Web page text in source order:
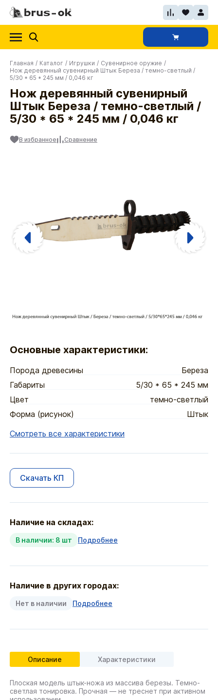
Главная / Каталог / Игрушки / Сувенирное оружие /
Нож деревянный сувенирный Штык Береза / темно-светлый /
5/30 * 65 * 245 мм / 0,046 кг
Нож деревянный сувенирный
Штык Береза / темно-светлый /
5/30 * 65 * 245 мм / 0,046 кг
В избранное Сравнение
Основные характеристики:
Порода древесины
Береза
Габариты
5/30 * 65 * 245 мм
Цвет
темно-светлый
Форма (рисунок)
Штык
Смотреть все характеристики
Скачать КП
Наличие на складах:
В наличии: 8 шт Подробнее
Наличие в других городах:
Нет в наличии Подробнее
Описание Характеристики
Плоская модель штык-ножа из массива березы. Темно-
светлая тонировка. Прочная — не треснет при активном